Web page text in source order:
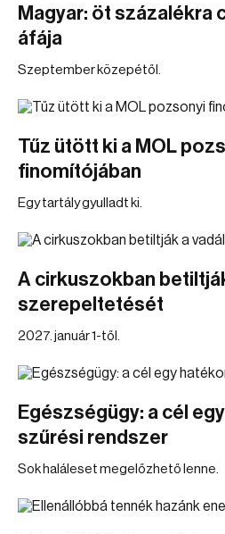
Magyar: öt százalékra
áfája
Szeptember közepétől.
Tűz ütött ki a MOL
finomítójában
Egy tartály gyulladt ki.
A cirkuszokban
szerepeltetését
2027. január 1-től.
Egészségügy: a cél
szűrési rendszer
Sok haláleset megelőzhető lenne.